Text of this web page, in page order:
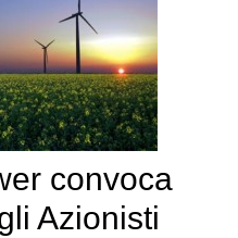
convoca
Azionisti